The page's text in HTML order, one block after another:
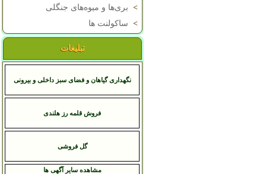
> بری‌ها و میوه‌های جنگلی
> ساکولنت ها
تبلیغات
نگهداری گیاهان و فضای سبز داخلی و بیرونی
فروش قلمه رز هلندی
گل فروشی
مشاهده سایر آگهی ها